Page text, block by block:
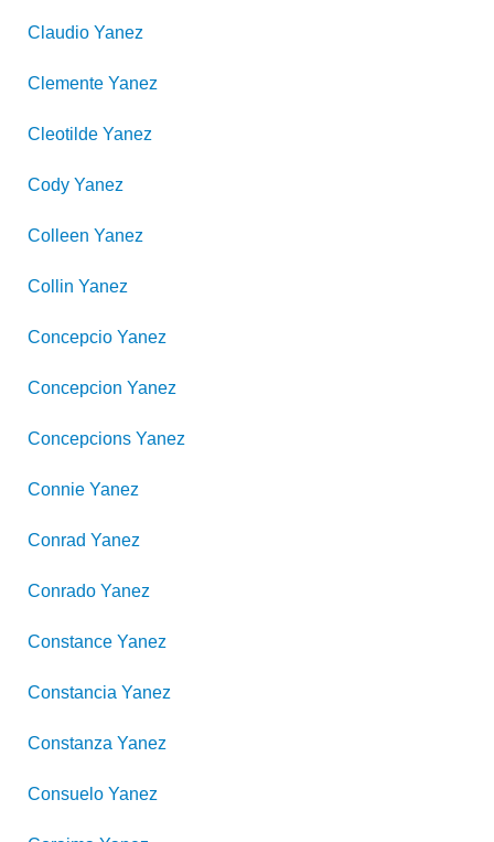
Claudio Yanez
Clemente Yanez
Cleotilde Yanez
Cody Yanez
Colleen Yanez
Collin Yanez
Concepcio Yanez
Concepcion Yanez
Concepcions Yanez
Connie Yanez
Conrad Yanez
Conrado Yanez
Constance Yanez
Constancia Yanez
Constanza Yanez
Consuelo Yanez